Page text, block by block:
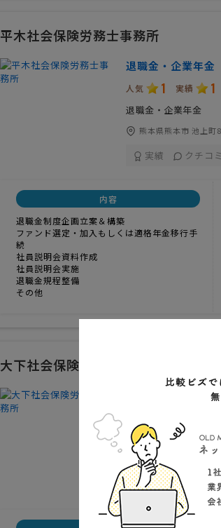
平木社会保険労務士事務所
退職金・企業年金
人気 1 実績 1
退職金・企業年金
熊本県熊本市 池上町
実績 クチコミ
内容
退職金制度企画立案＆構築
ファンド選定・加入もしくは適格年金移行手
続
社員説明会資料作成
社員説明会実施
退職金規程整備
その他
大下社会保険労務士事務所
退職金・企業年金
退職金・企業年金
熊本県熊本市龍田町
実績 クチコ